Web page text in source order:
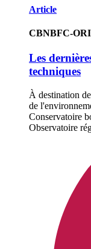
Article
CBNBFC-ORI
Les
techniques
À destination
de
Conservatoire
Observatoire